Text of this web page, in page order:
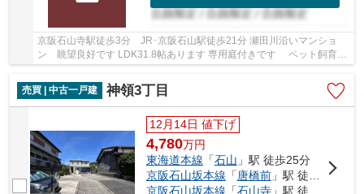
京阪石山寺駅徒歩3分 JR･京阪石山駅徒歩21分 瀬田川沿いマンショ
ン 眺望良好です LDK31.8帖あります 専用庭付きです ペット飼育可
能(規約有)
売買 | 中古一戸建
神領3丁目
12月14日 値下げ
4,780万円
東海道本線 「石山 」駅 徒歩25分
京阪石山坂本線 「唐橋前」駅 徒歩16分
京阪石山坂本線 「石山寺」駅 徒歩22分